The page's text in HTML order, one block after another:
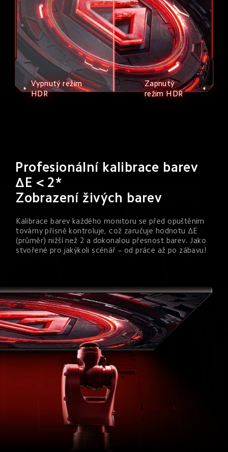
Vypnutý režim
HDR
Zapnutý
režim HDR
Profesionální kalibrace barev
ΔE < 2*
Zobrazení živých barev
Kalibrace barev každého monitoru se před opuštěním
továrny přísně kontroluje, což zaručuje hodnotu ΔE
(průměr) nižší než 2 a dokonalou přesnost barev. Jako
stvořené pro jakýkoli scénář – od práce až po zábavu!